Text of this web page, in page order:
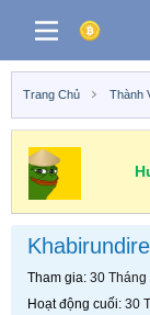
Trang Chủ Thành
Tham gia 30
Hoạt động cuối 30